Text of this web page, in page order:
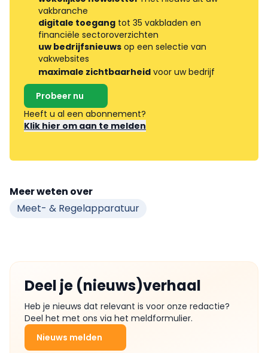
vakbranche
digitale toegang tot 35 vakbladen en
financiële sectoroverzichten
uw bedrijfsnieuws op een selectie van
vakwebsites
maximale zichtbaarheid voor uw bedrijf
Probeer nu
Heeft u al een abonnement?
Klik hier om aan te melden
Meer weten over
Meet- & Regelapparatuur
Deel je (nieuws)verhaal
Heb je nieuws dat relevant is voor onze redactie?
Deel het met ons via het meldformulier.
Nieuws melden